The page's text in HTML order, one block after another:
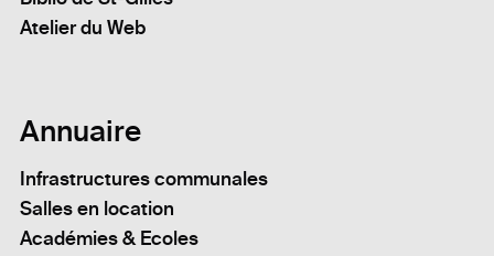
Atelier du Web
Annuaire
Infrastructures communales
Salles en location
Académies & Ecoles